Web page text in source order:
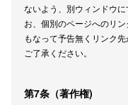
ないよう、別ウィンドウ
お、個別のページへのリ
もなって予告無くリンク
ご了承ください。
第7条（著作権)